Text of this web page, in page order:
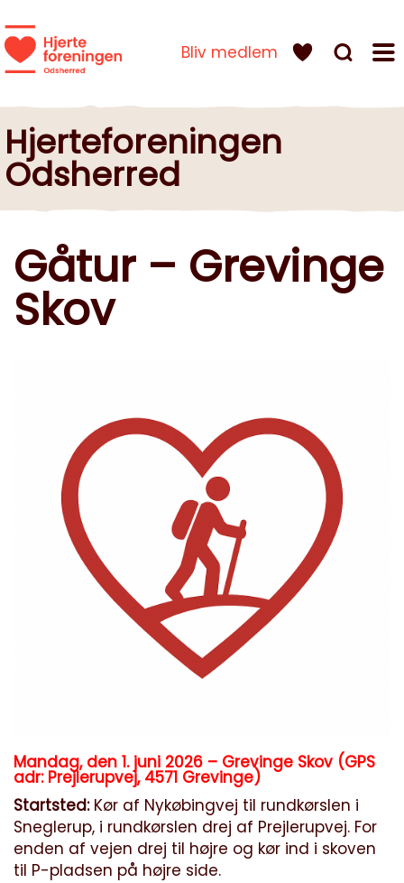
Bliv medlem
Hjerteforeningen
Odsherred
Gåtur – Grevinge
Skov
Mandag, den 1. juni 2026 – Grevinge Skov (GPS
adr: Prejlerupvej, 4571 Grevinge)
Startsted: Kør af Nykøbingvej til rundkørslen i
Sneglerup, i rundkørslen drej af Prejlerupvej. For
enden af vejen drej til højre og kør ind i skoven
til P-pladsen på højre side.